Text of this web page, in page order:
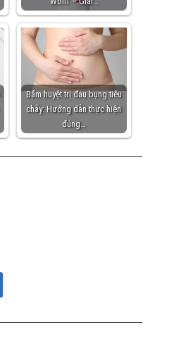
Bấm huyệt trị đau bụng tiêu
chảy: Hướng dẫn thực hiện
đúng…